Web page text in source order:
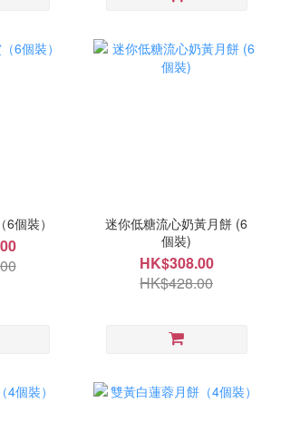
個裝）
迷你低糖流心奶黃月餅 (6
個裝)
HK$308.00
HK$428.00